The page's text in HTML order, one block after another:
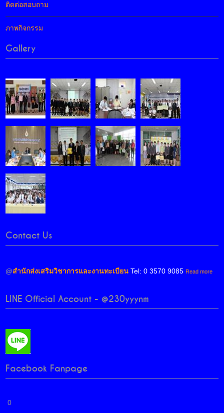
ติดต่อสอบถาม
ภาพกิจกรรม
Gallery
Contact Us
@สำนักส่งเสริมวิชาการและงานทะเบียน Tel: 0 3570 9085 Read more
LINE Official Account - @230yyynm
Facebook Fanpage
0